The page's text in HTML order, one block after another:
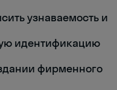
узнаваемость и
идентификацию
фирменного